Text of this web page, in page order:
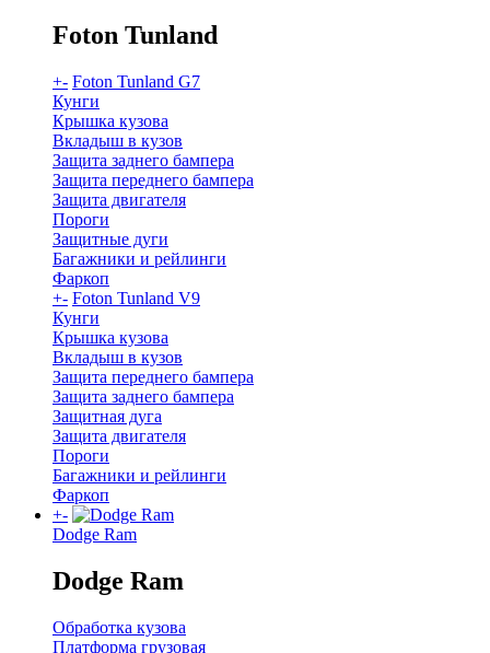
Foton Tunland
+- Foton Tunland G7
Кунги
Крышка кузова
Вкладыш в кузов
Защита заднего бампера
Защита переднего бампера
Защита двигателя
Пороги
Защитные дуги
Багажники и рейлинги
Фаркоп
+- Foton Tunland V9
Кунги
Крышка кузова
Вкладыш в кузов
Защита переднего бампера
Защита заднего бампера
Защитная дуга
Защита двигателя
Пороги
Багажники и рейлинги
Фаркоп
+-
Dodge Ram
Dodge Ram
Обработка кузова
Платформа грузовая